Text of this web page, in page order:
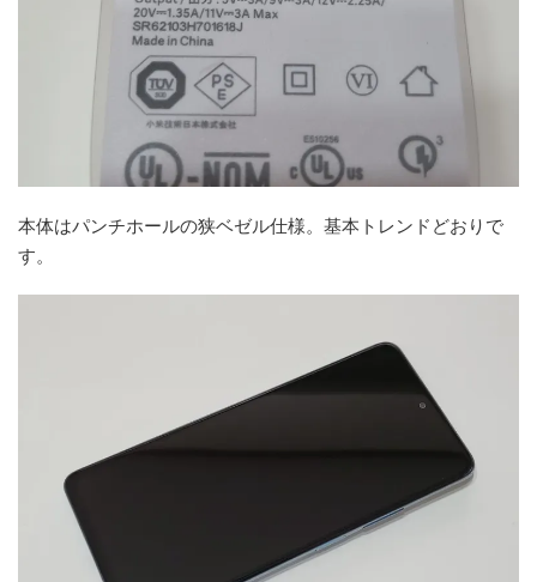
本体はパンチホールの狭ベゼル仕様。基本トレンドどおりで
す。